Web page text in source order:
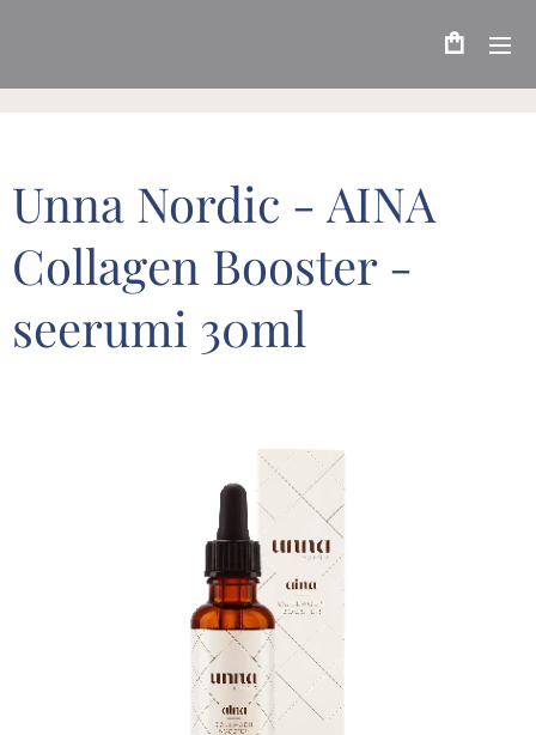
Unna Nordic - AINA
Collagen Booster -
seerumi 30ml